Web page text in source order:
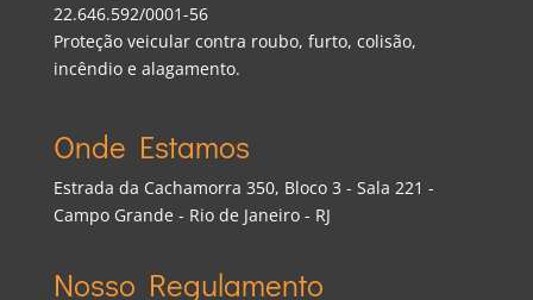
22.646.592/0001-56
Proteção veicular contra roubo, furto, colisão,
incêndio e alagamento.
Onde Estamos
Estrada da Cachamorra 350, Bloco 3 - Sala 221 -
Campo Grande - Rio de Janeiro - RJ
Nosso Regulamento